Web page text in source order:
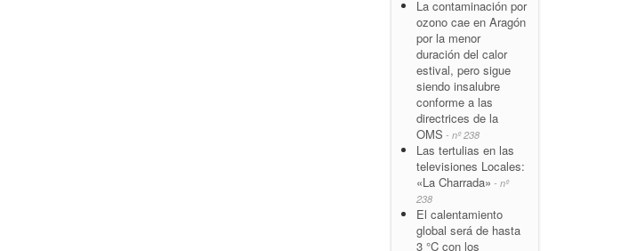
La contaminación por
ozono cae en Aragón
por la menor
duración del calor
estival, pero sigue
siendo insalubre
conforme a las
directrices de la
OMS - nº 238
Las tertulias en las
televisiones Locales:
«La Charrada» - nº
238
El calentamiento
global será de hasta
3 °C con los